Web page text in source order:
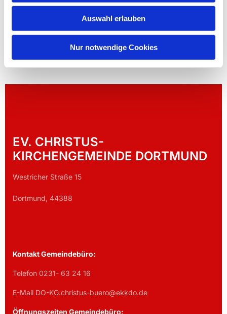
Auswahl erlauben
Nur notwendige Cookies
EV. CHRISTUS-
KIRCHENGEMEINDE DORTMUND
Westricher Straße 15
Dortmund, 44388
Kontakt Gemeindebüro:
Telefon 0231- 63 24 16
E-Mail DO-KG.christus-buero@ekkdo.de
Öffnungszeiten Gemeindebüro: